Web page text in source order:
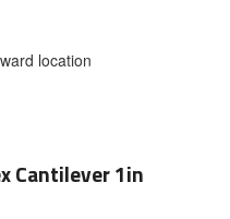
location
Cantilever 1in